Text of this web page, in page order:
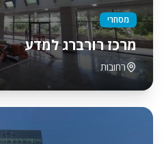
מסחרי
מרכז רורברג למדע
רחובות